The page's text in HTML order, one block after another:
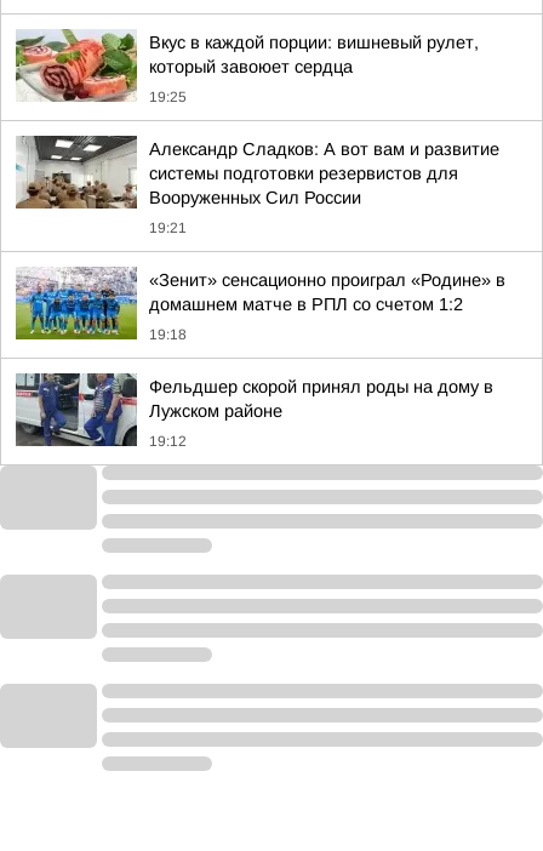
Вкус в каждой порции: вишневый рулет,
который завоюет сердца
19:25
Александр Сладков: А вот вам и развитие
системы подготовки резервистов для
Вооруженных Сил России
19:21
«Зенит» сенсационно проиграл «Родине» в
домашнем матче в РПЛ со счетом 1:2
19:18
Фельдшер скорой принял роды на дому в
Лужском районе
19:12